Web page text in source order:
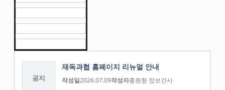
공지
재독과협 홈페이지 리뉴얼 안내
작성일2026.07.09작성자홍원형 정보간사